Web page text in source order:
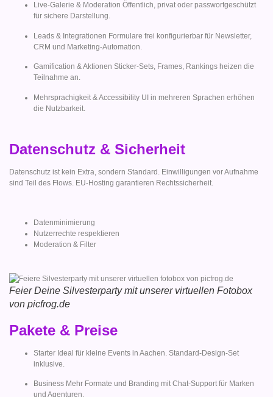
Live-Galerie & Moderation Öffentlich, privat oder passwortgeschützt
für sichere Darstellung.
Leads & Integrationen Formulare frei konfigurierbar für Newsletter,
CRM und Marketing-Automation.
Gamification & Aktionen Sticker-Sets, Frames, Rankings heizen die
Teilnahme an.
Mehrsprachigkeit & Accessibility UI in mehreren Sprachen erhöhen
die Nutzbarkeit.
Datenschutz & Sicherheit
Datenschutz ist kein Extra, sondern Standard. Einwilligungen vor Aufnahme
sind Teil des Flows. EU-Hosting garantieren Rechtssicherheit.
Datenminimierung
Nutzerrechte respektieren
Moderation & Filter
Feier Deine Silvesterparty mit unserer virtuellen Fotobox
von picfrog.de
Pakete & Preise
Starter Ideal für kleine Events in Aachen. Standard-Design-Set
inklusive.
Business Mehr Formate und Branding mit Chat-Support für Marken
und Agenturen.